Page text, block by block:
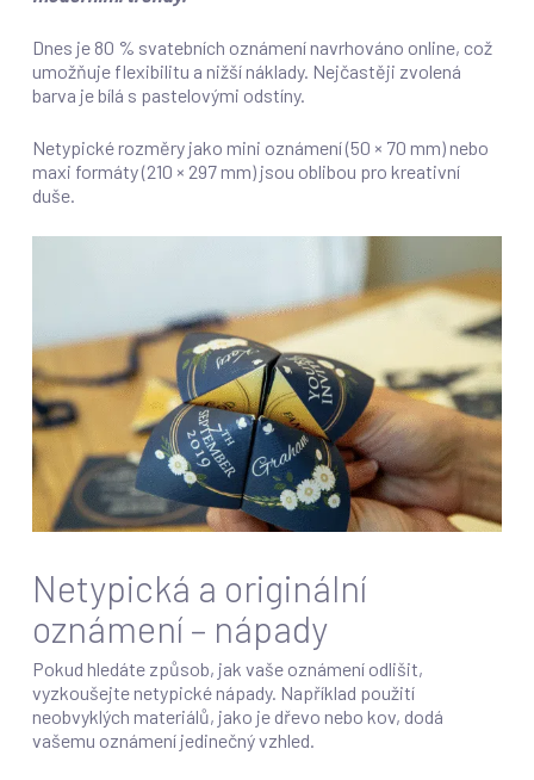
Dnes je 80 % svatebních oznámení navrhováno online, což
umožňuje flexibilitu a nižší náklady. Nejčastěji zvolená
barva je bílá s pastelovými odstíny.
Netypické rozměry jako mini oznámení (50 × 70 mm) nebo
maxi formáty (210 × 297 mm) jsou oblibou pro kreativní
duše.
Netypická a originální
oznámení – nápady
Pokud hledáte způsob, jak vaše oznámení odlišit,
vyzkoušejte netypické nápady. Například použití
neobvyklých materiálů, jako je dřevo nebo kov, dodá
vašemu oznámení jedinečný vzhled.